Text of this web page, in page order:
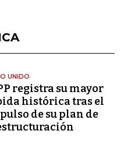
UNIDO
registra su mayor
histórica tras el
de su plan de